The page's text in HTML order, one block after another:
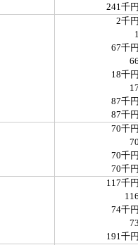
241千
2千
67千
18千
87千
87千
70千
70千
70千
117千
74千
191千